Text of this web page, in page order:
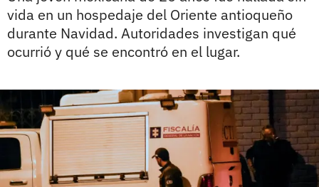
vida en un hospedaje del Oriente antioqueño
durante Navidad. Autoridades investigan qué
ocurrió y qué se encontró en el lugar.